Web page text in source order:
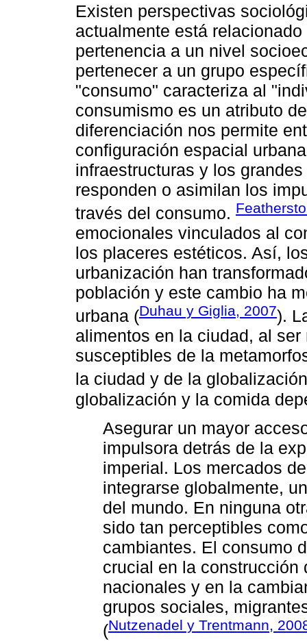
Existen perspectivas
actualmente está
pertenencia a un nivel
pertenecer a un grupo
"consumo" caracteriza al
consumismo es un atributo
diferenciación nos permite
configuración espacial
infraestructuras y los
responden o asimilan los
través del consumo.
emocionales vinculados al
los placeres estéticos. Así,
urbanización han
población y este cambio ha
urbana (Duhau y Giglia, 2007).
alimentos en la ciudad, al
susceptibles de la
la ciudad y de la
globalización y la comida
Asegurar un mayor
impulsora detrás de la
imperial. Los mercados
integrarse globalmente,
del mundo. En ninguna
sido tan perceptibles
cambiantes. El consumo
crucial en la
nacionales y en la
grupos sociales,
(Nutzenadel y Trentmann,